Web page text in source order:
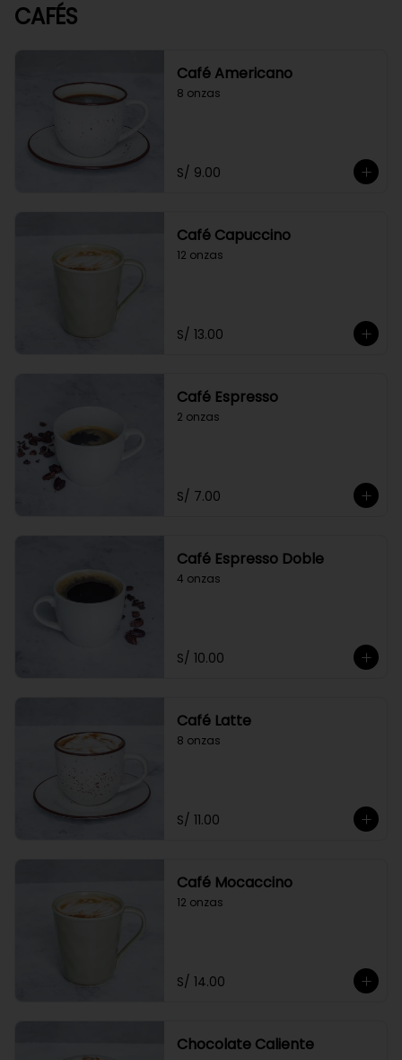
CAFÉS
Café Americano
8 onzas
S/ 9.00
Café Capuccino
12 onzas
S/ 13.00
Café Espresso
2 onzas
S/ 7.00
Café Espresso Doble
4 onzas
S/ 10.00
Café Latte
8 onzas
S/ 11.00
Café Mocaccino
12 onzas
S/ 14.00
Chocolate Caliente